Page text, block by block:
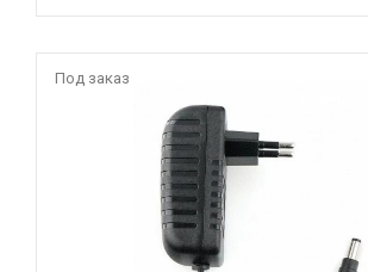
Под заказ